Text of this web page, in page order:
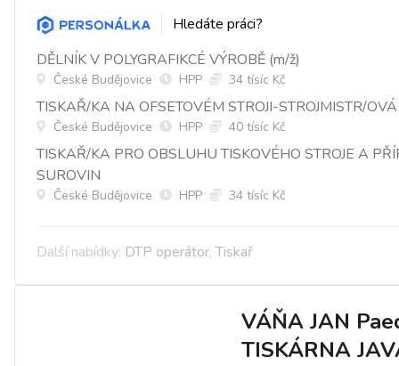
Hledáte práci?
DĚLNÍK V POLYGRAFIKCÉ VÝROBĚ (m/ž)
České Budějovice HPP 34 tísíc Kč
TISKAŘ/KA NA OFSETOVÉM STROJI-STROJMISTR/OVÁ
České Budějovice HPP 40 tísíc Kč
TISKAŘ/KA PRO OBSLUHU TISKOVÉHO STROJE A
SUROVIN
České Budějovice HPP 34 tísíc Kč
Další nabídky: DTP operátor, Tiskař
VÁŇA JAN
TISKÁRNA